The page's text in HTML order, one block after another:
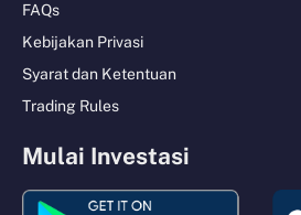
FAQs
Kebijakan Privasi
Syarat dan Ketentuan
Trading Rules
Mulai Investasi